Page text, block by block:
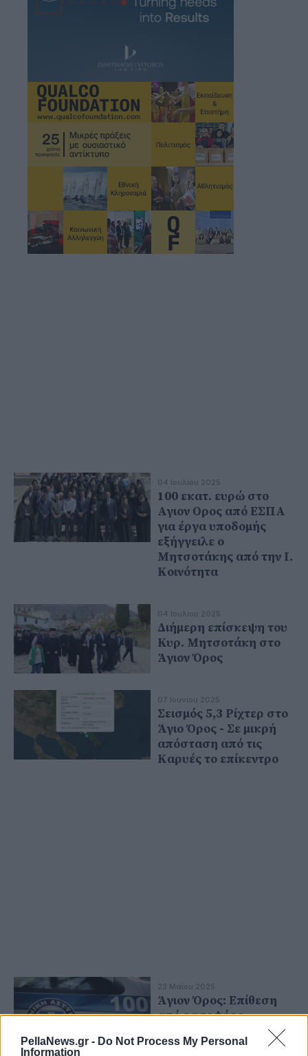
PellaNews.gr - Do Not Process My Personal
Information
04 Ιουλίου 2025
100 εκατ. ευρώ στο
Αγιον Ορος από ΕΣΠΑ
για έργα υποδομής
εξήγγειλε ο
Μητσοτάκης από την Ι.
Κοινότητα
04 Ιουλίου 2025
Διήμερη επίσκεψη του
Κυρ. Μητσοτάκη στο
Άγιον Όρος
07 Ιουνίου 2025
Σεισμός 5,3 Ρίχτερ στο
Άγιο Όρος - Σε μικρή
απόσταση από τις
Καρυές το επίκεντρο
23 Μαΐου 2025
Άγιον Όρος: Επίθεση
από ρασοφόρο
μοναχός στο